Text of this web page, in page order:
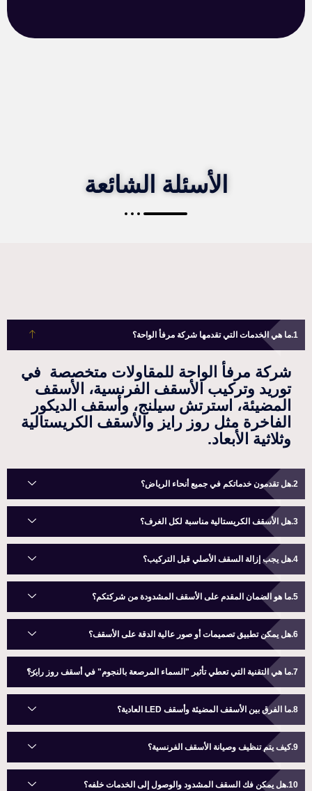
الأسئلة الشائعة
ما هي الخدمات التي تقدمها شركة مرفأ الواحة؟
شركة مرفأ الواحة للمقاولات متخصصة في
توريد وتركيب الأسقف الفرنسية، الأسقف
المضيئة، استرتش سيلنج، وأسقف الديكور
الفاخرة مثل روز رايز والأسقف الكريستالية
وثلاثية الأبعاد.
هل تقدمون خدماتكم في جميع أنحاء الرياض؟
هل الأسقف الكريستالية مناسبة لكل الغرف؟
هل يجب إزالة السقف الأصلي قبل التركيب؟
ما هو الضمان المقدم على الأسقف المشدودة من شركتكم؟
هل يمكن تطبيق تصميمات أو صور عالية الدقة على الأسقف؟
ما هي التقنية التي تعطي تأثير "السماء المرصعة بالنجوم" في أسقف روز رايز؟
ما الفرق بين الأسقف المضيئة وأسقف LED العادية؟
كيف يتم تنظيف وصيانة الأسقف الفرنسية؟
هل يمكن فك السقف المشدود والوصول إلى الخدمات خلفه؟